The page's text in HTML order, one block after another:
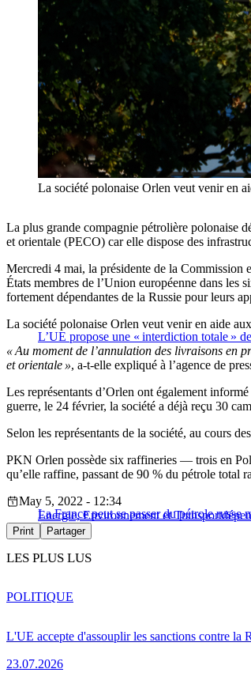
La société polonaise Orlen veut venir en
La plus grande compagnie pétrolière polonaise
et orientale (PECO) car elle dispose des
Mercredi 4 mai, la présidente de la Commission
États membres de l’Union européenne dans les
fortement dépendantes de la Russie pour leurs
L’UE propose une « interdiction totale »
La société polonaise Orlen veut venir en aide
« Au moment de l’annulation des livraisons en
et orientale », a-t-elle expliqué à l’agence de
Les représentants d’Orlen ont également
guerre, le 24 février, la société a déjà reçu 30
Selon les représentants de la société, au cours
PKN Orlen possède six raffineries — trois en
qu’elle raffine, passant de 90 % du pétrole total
La France peut se passer du pétrole
May 5, 2022 - 12:34
Energie, Environnement et Transport
Print Partager
LES PLUS LUS
L'UE accepte d'assouplir les sanctions contre la
23.07.2026
POLITIQUE